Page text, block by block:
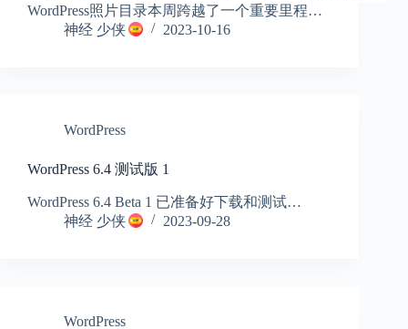
WordPress照片目录本周跨越了一个重要里程…
神经 少侠
2023-10-16
WordPress
WordPress 6.4 测试版 1
WordPress 6.4 Beta 1 已准备好下载和测试…
神经 少侠
2023-09-28
WordPress